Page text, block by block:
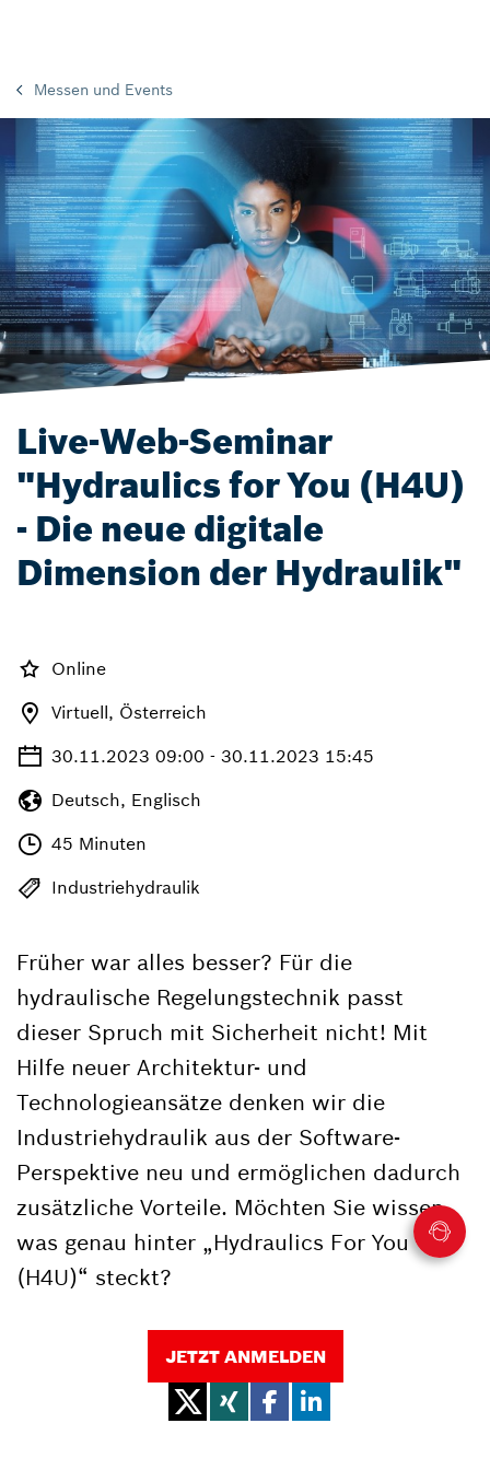
Messen und Events
Live-Web-Seminar
"Hydraulics for You (H4U)
- Die neue digitale
Dimension der Hydraulik"
Online
Virtuell, Österreich
30.11.2023 09:00 - 30.11.2023 15:45
Deutsch, Englisch
45 Minuten
Industriehydraulik
Früher war alles besser? Für die
hydraulische Regelungstechnik passt
dieser Spruch mit Sicherheit nicht! Mit
Hilfe neuer Architektur- und
Technologieansätze denken wir die
Industriehydraulik aus der Software-
Perspektive neu und ermöglichen dadurch
zusätzliche Vorteile. Möchten Sie wissen,
was genau hinter „Hydraulics For You
(H4U)“ steckt?
JETZT ANMELDEN